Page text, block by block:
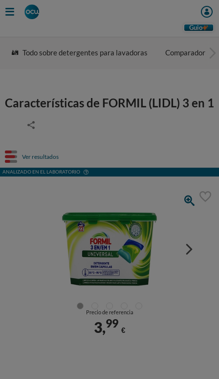
Guio
Todo sobre detergentes para lavadoras Comparador
Características de FORMIL (LIDL) 3 en 1
Ver resultados
ANALIZADO EN EL LABORATORIO
Precio de referencia
3,99
€